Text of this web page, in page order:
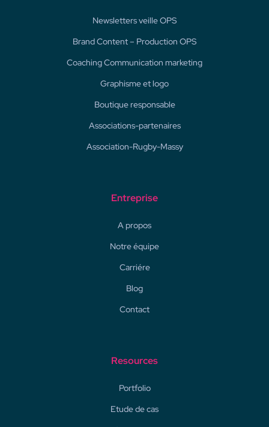
Newsletters veille OPS
Brand Content – Production OPS
Coaching Communication marketing
Graphisme et logo
Boutique responsable
Associations-partenaires
Association-Rugby-Massy
Entreprise
A propos
Notre équipe
Carriére
Blog
Contact
Resources
Portfolio
Etude de cas